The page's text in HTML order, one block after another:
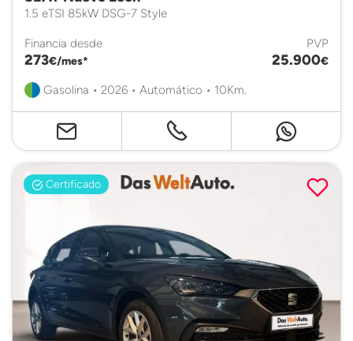
1.5 eTSI 85kW DSG-7 Style
Financia desde
273€/mes*
PVP
25.900€
Gasolina • 2026 • Automático • 10Km.
Certificado